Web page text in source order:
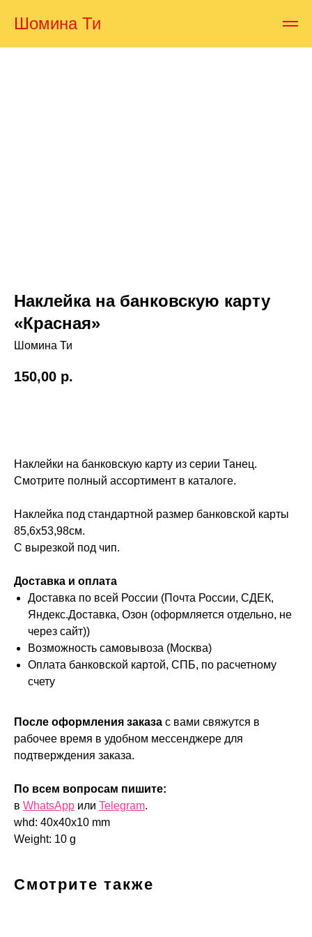
Шомина Ти
Наклейка на банковскую карту
«Красная»
Шомина Ти
150,00 р.
Наклейки на банковскую карту из серии Танец.
Смотрите полный ассортимент в каталоге.
Наклейка под стандартной размер банковской карты
85,6х53,98см.
С вырезкой под чип.
Доставка и оплата
Доставка по всей России (Почта России, СДЕК,
Яндекс.Доставка, Озон (оформляется отдельно, не
через сайт))
Возможность самовывоза (Москва)
Оплата банковской картой, СПБ, по расчетному
счету
После оформления заказа с вами свяжутся в
рабочее время в удобном мессенджере для
подтверждения заказа.
По всем вопросам пишите:
в WhatsApp или Telegram.
whd: 40x40x10 mm
Weight: 10 g
Смотрите также